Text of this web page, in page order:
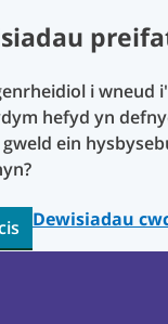
i wneud
hefyd yn
ein
Dewisiadau